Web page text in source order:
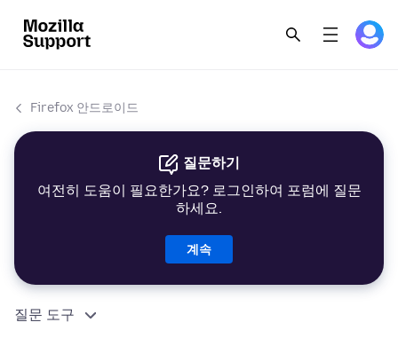
Firefox 안드로이드
질문하기
여전히 도움이 필요한가요? 로그인하여 포럼에 질문
하세요.
계속
질문 도구